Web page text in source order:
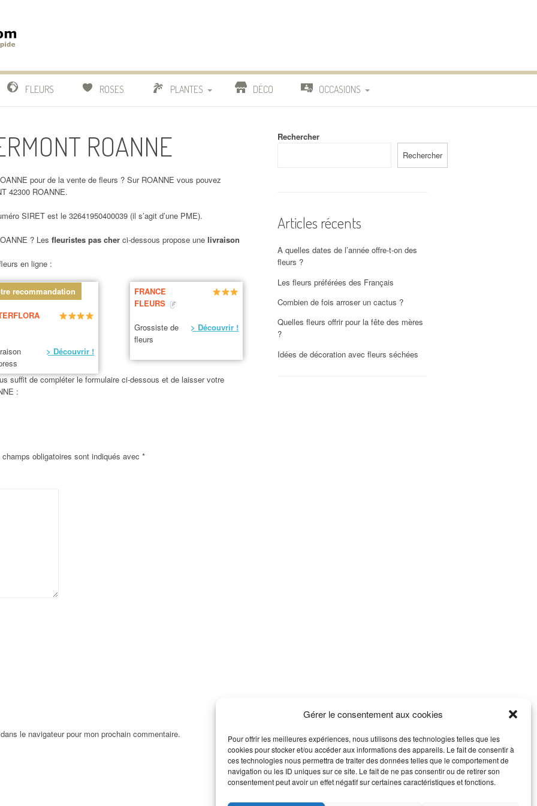
Gérer le consentement aux cookies
Pour offrir les meilleures expériences, nous utilisons des technologies telles que les
cookies pour stocker et/ou accéder aux informations des appareils. Le fait de consentir à
ces technologies nous permettra de traiter des données telles que le comportement de
navigation ou les ID uniques sur ce site. Le fait de ne pas consentir ou de retirer son
consentement peut avoir un effet négatif sur certaines caractéristiques et fonctions.
FLEURS ROSES PLANTES
CACTUS
BONSAI
DÉCO OCCASIONS
ROANNE
pour de la vente de fleurs ? Sur ROANNE vous pouvez
42300 ROANNE.
SIRET est le 32641950400039 (il s’agit d’une PME).
? Les fleuristes pas cher ci-dessous propose une livraison
en ligne :
recommandation
> Découvrir !
FRANCE
FLEURS
Grossiste de
fleurs
> Découvrir !
suffit de compléter le formulaire ci-dessous et de laisser votre
:
champs obligatoires sont indiqués avec *
le navigateur pour mon prochain commentaire.
Rechercher
Rechercher
Articles récents
A quelles dates de l’année offre-t-on des
fleurs ?
Les fleurs préférées des Français
Combien de fois arroser un cactus ?
Quelles fleurs offrir pour la fête des mères
?
Idées de décoration avec fleurs séchées